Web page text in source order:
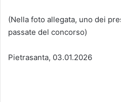
(Nella foto allegata, uno dei
passate del concorso)
Pietrasanta, 03.01.2026